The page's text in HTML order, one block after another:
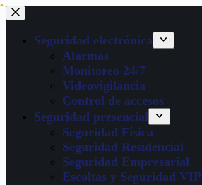
Seguridad electrónica
Alarmas
Monitoreo 24/7
Videovigilancia
Control de accesos
Seguridad presencial
Seguridad Física
Seguridad Residencial
Seguridad Empresarial
Escoltas y Seguridad VIP